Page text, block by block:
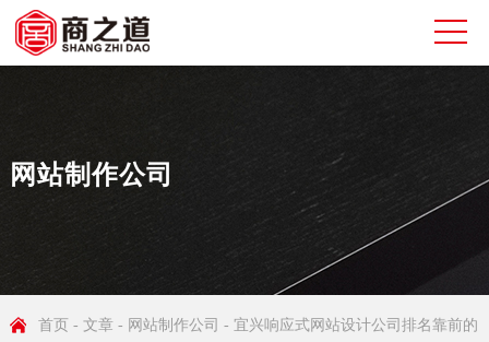
网站制作公司
首页 - 文章- 网站制作公司 - 宜兴响应式网站设计公司排名靠前的